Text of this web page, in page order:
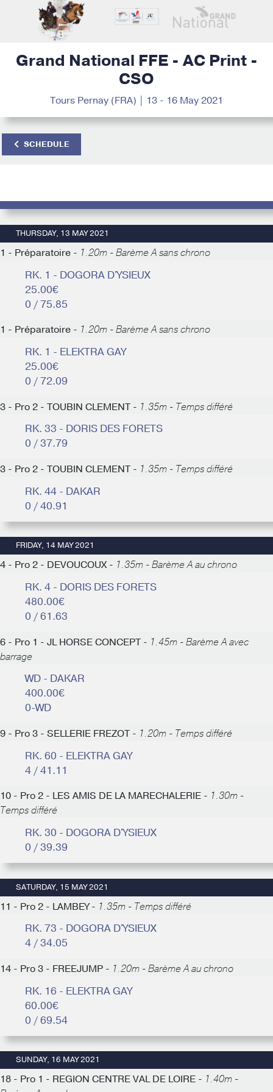
Grand National FFE - AC Print -
CSO
Tours Pernay (FRA) | 13 - 16 May 2021
SCHEDULE
THURSDAY, 13 MAY 2021
1 - Préparatoire - 1.20m - Barème A sans chrono
RK. 1 - DOGORA D'YSIEUX
25.00€
0 / 75.85
1 - Préparatoire - 1.20m - Barème A sans chrono
RK. 1 - ELEKTRA GAY
25.00€
0 / 72.09
3 - Pro 2 - TOUBIN CLEMENT - 1.35m - Temps différé
RK. 33 - DORIS DES FORETS
0 / 37.79
3 - Pro 2 - TOUBIN CLEMENT - 1.35m - Temps différé
RK. 44 - DAKAR
0 / 40.91
FRIDAY, 14 MAY 2021
4 - Pro 2 - DEVOUCOUX - 1.35m - Barème A au chrono
RK. 4 - DORIS DES FORETS
480.00€
0 / 61.63
6 - Pro 1 - JL HORSE CONCEPT - 1.45m - Barème A avec
barrage
WD - DAKAR
400.00€
0-WD
9 - Pro 3 - SELLERIE FREZOT - 1.20m - Temps différé
RK. 60 - ELEKTRA GAY
4 / 41.11
10 - Pro 2 - LES AMIS DE LA MARECHALERIE - 1.30m -
Temps différé
RK. 30 - DOGORA D'YSIEUX
0 / 39.39
SATURDAY, 15 MAY 2021
11 - Pro 2 - LAMBEY - 1.35m - Temps différé
RK. 73 - DOGORA D'YSIEUX
4 / 34.05
14 - Pro 3 - FREEJUMP - 1.20m - Barème A au chrono
RK. 16 - ELEKTRA GAY
60.00€
0 / 69.54
SUNDAY, 16 MAY 2021
18 - Pro 1 - REGION CENTRE VAL DE LOIRE - 1.40m -